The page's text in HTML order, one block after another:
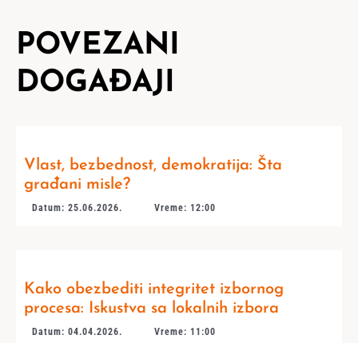
POVEZANI
DOGAĐAJI
Vlast, bezbednost, demokratija: Šta
građani misle?
Datum: 25.06.2026. Vreme: 12:00
Kako obezbediti integritet izbornog
procesa: Iskustva sa lokalnih izbora
Datum: 04.04.2026. Vreme: 11:00